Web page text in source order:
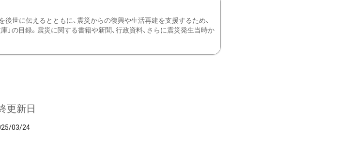
世に伝えるとともに、震災からの復興や生活再建を支援するため、
」の目録。震災に関する書籍や新聞、行政資料、さらに震災発生当時か
更新日
03/24